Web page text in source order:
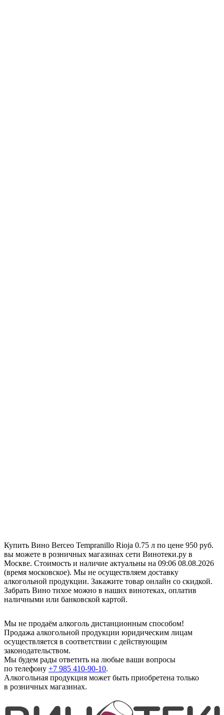
Купить Вино Berceo Tempranillo Rioja 0.75 л по цене 950 руб.
вы можете в розничных магазинах сети Винотеки.ру в
Москве. Стоимость и наличие актуальны на 09:06 08.08.2026
(время московское). Мы не осуществляем доставку
алкогольной продукции. Закажите товар онлайн со скидкой.
Забрать Вино тихое можно в наших винотеках, оплатив
наличными или банковской картой.
Мы не продаём алкоголь дистанционным способом!
Продажа алкогольной продукции юридическим лицам
осуществляется в соответствии с действующим
законодательством.
Мы будем рады ответить на любые ваши вопросы
по телефону +7 985 410-90-10.
Алкогольная продукция может быть приобретена только
в розничных магазинах.